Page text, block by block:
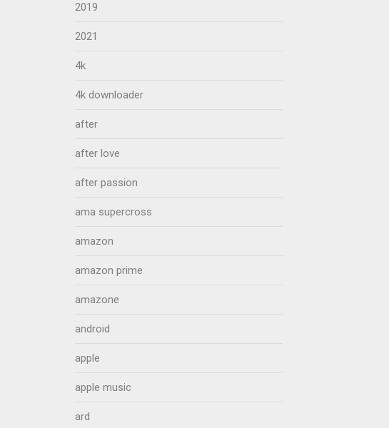
2019
2021
4k
4k downloader
after
after love
after passion
ama supercross
amazon
amazon prime
amazone
android
apple
apple music
ard